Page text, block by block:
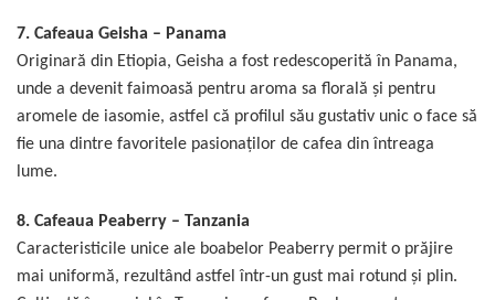
7. Cafeaua Geisha – Panama
Originară din Etiopia, Geisha a fost redescoperită în Panama,
unde a devenit faimoasă pentru aroma sa florală și pentru
aromele de iasomie, astfel că profilul său gustativ unic o face să
fie una dintre favoritele pasionaților de cafea din întreaga
lume.
8. Cafeaua Peaberry – Tanzania
Caracteristicile unice ale boabelor Peaberry permit o prăjire
mai uniformă, rezultând astfel într-un gust mai rotund și plin.